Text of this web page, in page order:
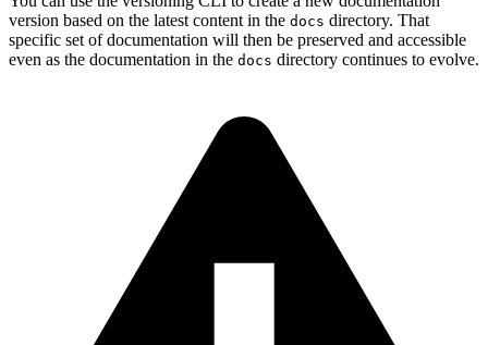
version based on the latest content in the docs directory. That
specific set of documentation will then be preserved and accessible
even as the documentation in the docs directory continues to evolve.